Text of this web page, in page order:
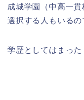
成城学園（中高一
選択する人もいるの
学歴としてはまった